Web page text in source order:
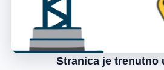
Stranica je trenutno